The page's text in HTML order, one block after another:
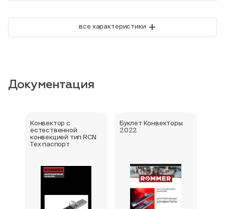
все характеристики +
Документация
Конвектор с
естественной
конвекцией тип RCN
Тех паспорт
Буклет Конвекторы
2022